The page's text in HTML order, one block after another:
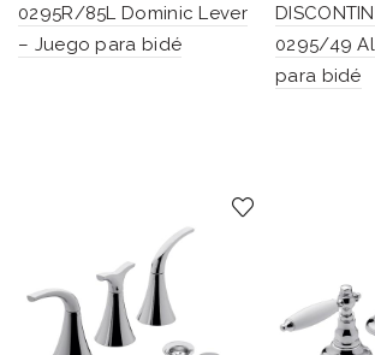
0295R/85L Dominic Lever
– Juego para bidé
0295/49
para bidé